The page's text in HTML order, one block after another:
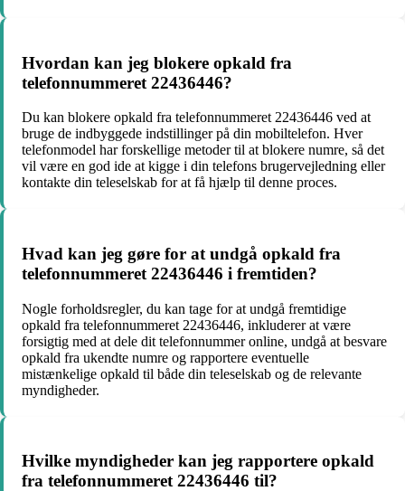
Hvordan kan jeg blokere opkald fra
telefonnummeret 22436446?
Du kan blokere opkald fra telefonnummeret 22436446 ved at
bruge de indbyggede indstillinger på din mobiltelefon. Hver
telefonmodel har forskellige metoder til at blokere numre, så det
vil være en god ide at kigge i din telefons brugervejledning eller
kontakte din teleselskab for at få hjælp til denne proces.
Hvad kan jeg gøre for at undgå opkald fra
telefonnummeret 22436446 i fremtiden?
Nogle forholdsregler, du kan tage for at undgå fremtidige
opkald fra telefonnummeret 22436446, inkluderer at være
forsigtig med at dele dit telefonnummer online, undgå at besvare
opkald fra ukendte numre og rapportere eventuelle
mistænkelige opkald til både din teleselskab og de relevante
myndigheder.
Hvilke myndigheder kan jeg rapportere opkald
fra telefonnummeret 22436446 til?